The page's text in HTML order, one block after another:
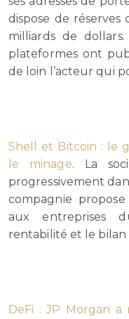
dispose de réserves
milliards de
plateformes ont
de loin l’acteur qui
Shell et Bitcoin : le
le minage. La
progressivement
compagnie
aux entreprises
rentabilité et le bilan
DeFi : JP Morgan a